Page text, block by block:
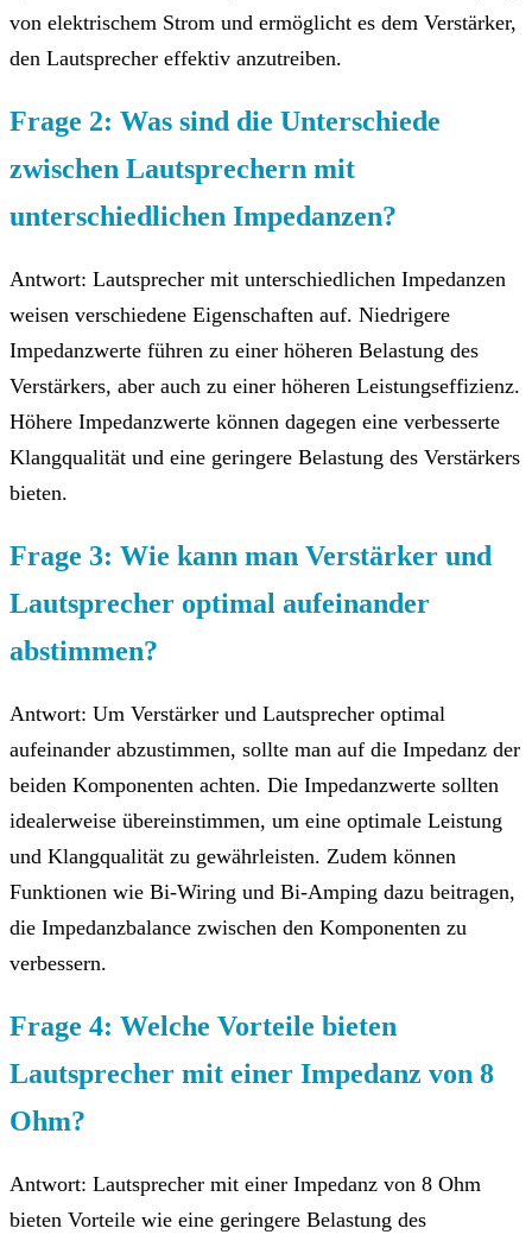
von elektrischem Strom und ermöglicht es dem Verstärker,
den Lautsprecher effektiv anzutreiben.
Frage 2: Was sind die Unterschiede
zwischen Lautsprechern mit
unterschiedlichen Impedanzen?
Antwort: Lautsprecher mit unterschiedlichen Impedanzen
weisen verschiedene Eigenschaften auf. Niedrigere
Impedanzwerte führen zu einer höheren Belastung des
Verstärkers, aber auch zu einer höheren Leistungseffizienz.
Höhere Impedanzwerte können dagegen eine verbesserte
Klangqualität und eine geringere Belastung des Verstärkers
bieten.
Frage 3: Wie kann man Verstärker und
Lautsprecher optimal aufeinander
abstimmen?
Antwort: Um Verstärker und Lautsprecher optimal
aufeinander abzustimmen, sollte man auf die Impedanz der
beiden Komponenten achten. Die Impedanzwerte sollten
idealerweise übereinstimmen, um eine optimale Leistung
und Klangqualität zu gewährleisten. Zudem können
Funktionen wie Bi-Wiring und Bi-Amping dazu beitragen,
die Impedanzbalance zwischen den Komponenten zu
verbessern.
Frage 4: Welche Vorteile bieten
Lautsprecher mit einer Impedanz von 8
Ohm?
Antwort: Lautsprecher mit einer Impedanz von 8 Ohm
bieten Vorteile wie eine geringere Belastung des